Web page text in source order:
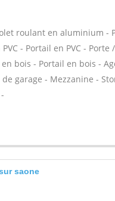
roulant en aluminium -
- Portail en PVC -
bois - Portail en bois -
garage - Mezzanine -
saone